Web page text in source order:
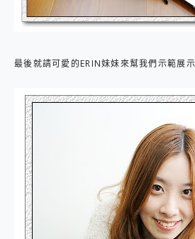
最後就請可愛的ERIN妹妹來幫我們示範展